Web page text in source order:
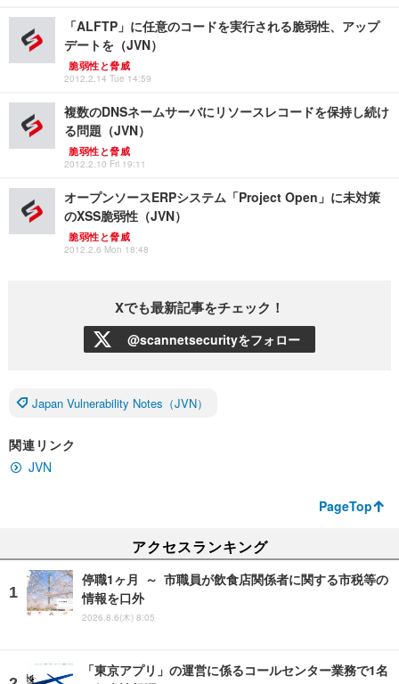
「ALFTP」に任意のコードを実行される脆弱性、アップ
デートを（JVN）
脆弱性と脅威
2012.2.14 Tue 14:59
複数のDNSネームサーバにリソースレコードを保持し続け
る問題（JVN）
脆弱性と脅威
2012.2.10 Fri 19:11
オープンソースERPシステム「Project Open」に未対策
のXSS脆弱性（JVN）
脆弱性と脅威
2012.2.6 Mon 18:48
Xでも最新記事をチェック！
@scannetsecurityをフォロー
Japan Vulnerability Notes（JVN）
関連リンク
JVN
PageTop
アクセスランキング
停職1ヶ月 ～ 市職員が飲食店関係者に関する市税等の
情報を口外
2026.8.6(木) 8:05
「東京アプリ」の運営に係るコールセンター業務で1名